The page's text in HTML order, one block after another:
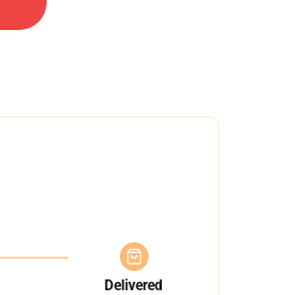
Delivered